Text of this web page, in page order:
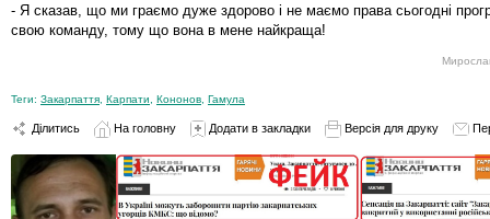
- Я сказав, що ми граємо дуже здорово і не маємо права сьогодні
свою команду, тому що вона в мене найкраща!
Теги: Закарпаття Карпати Кононов Гамула
Ділитись На головну Додати в закладки Версія для друку